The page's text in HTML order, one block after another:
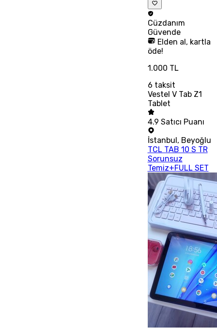
Cüzdanım
Güvende
Elden al, kartla
öde!
1.000 TL
6 taksit
Vestel V Tab Z1
Tablet
4.9 Satıcı Puanı
İstanbul, Beyoğlu
TCL TAB 10 S TR
Sorunsuz
Temiz+FULL SET